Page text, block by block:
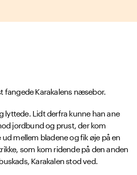
fangede Karakalens næsebor.
lyttede. Lidt derfra kunne han ane
jordbund og prust, der kom
mellem bladene og fik øje på en
som kom ridende på den anden
Karakalen stod ved.